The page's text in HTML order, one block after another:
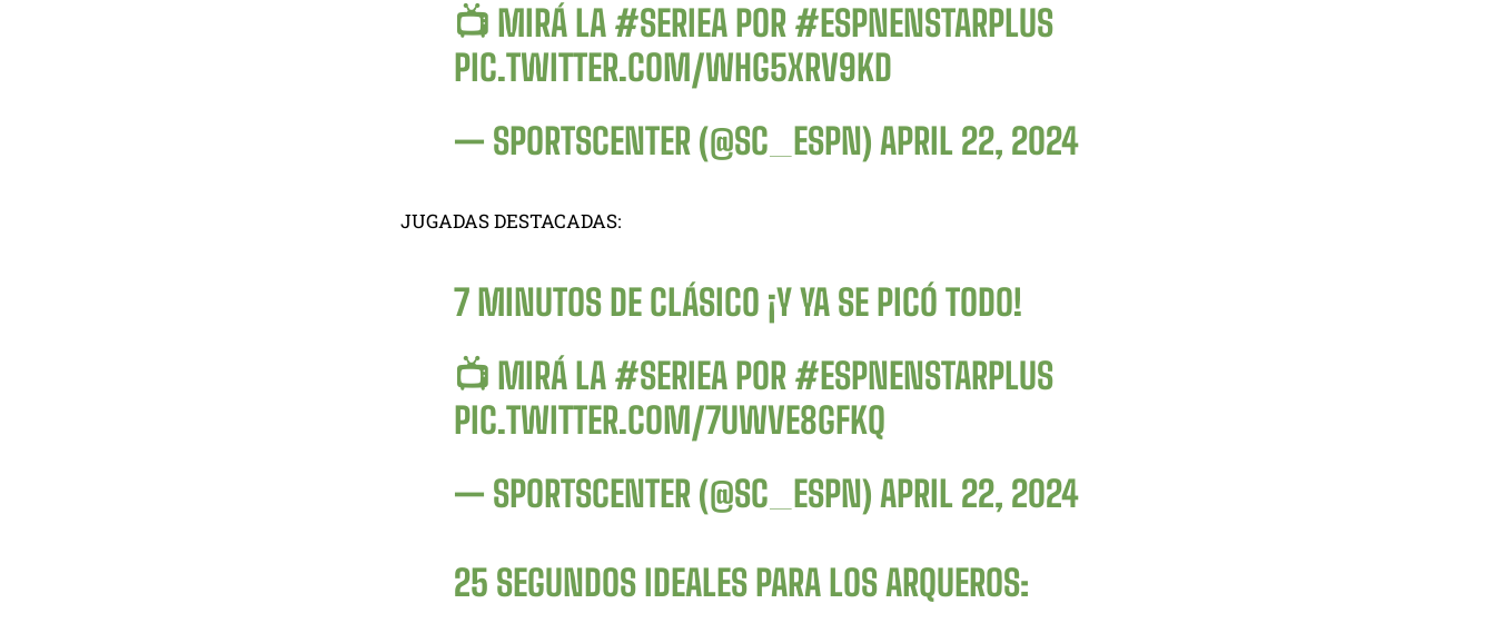
📺 MIRÁ LA #SERIEA POR #ESPNENSTARPLUS
PIC.TWITTER.COM/WHG5XRV9KD
— SPORTSCENTER (@SC_ESPN) APRIL 22, 2024
JUGADAS DESTACADAS:
7 MINUTOS DE CLÁSICO ¡Y YA SE PICÓ TODO!
📺 MIRÁ LA #SERIEA POR #ESPNENSTARPLUS
PIC.TWITTER.COM/7UWVE8GFKQ
— SPORTSCENTER (@SC_ESPN) APRIL 22, 2024
25 SEGUNDOS IDEALES PARA LOS ARQUEROS: